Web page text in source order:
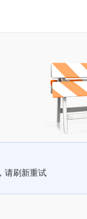
请刷新重试